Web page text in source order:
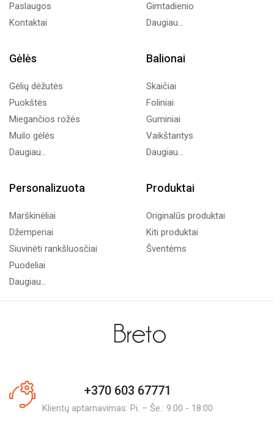
Paslaugos
Kontaktai
Gimtadienio
Daugiau...
Gėlės
Gėlių dėžutės
Puokštės
Miegančios rožės
Muilo gėlės
Daugiau...
Balionai
Skaičiai
Foliniai
Guminiai
Vaikštantys
Daugiau...
Personalizuota
Marškinėliai
Džemperiai
Siuvinėti rankšluosčiai
Puodeliai
Daugiau...
Produktai
Originalūs produktai
Kiti produktai
Šventėms
+370 603 67771
Klientų aptarnavimas: Pi. – Še.: 9:00 - 18:00